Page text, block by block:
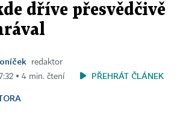
dříve přesvědčivě
redaktor
▪ 4 min. čtení
PŘEHRÁT ČLÁNEK